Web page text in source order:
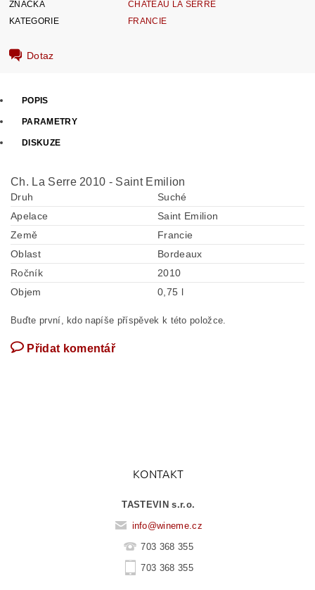
ZNAČKA
CHATEAU LA SERRE
KATEGORIE
FRANCIE
Dotaz
POPIS
PARAMETRY
DISKUZE
Ch. La Serre 2010 - Saint Emilion
Druh
Suché
Apelace
Saint Emilion
Země
Francie
Oblast
Bordeaux
Ročník
2010
Objem
0,75 l
Buďte první, kdo napíše příspěvek k této položce.
Přidat komentář
KONTAKT
TASTEVIN s.r.o.
info@wineme.cz
703 368 355
703 368 355